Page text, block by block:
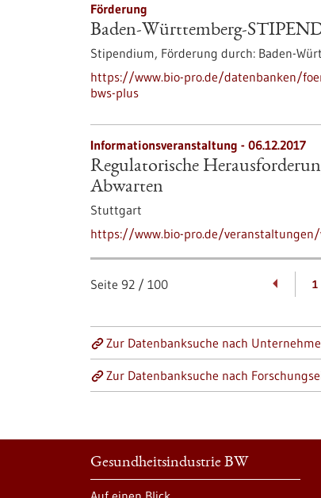
Förderung
Baden-Württemberg-
Stipendium, Förderung durch: Baden-
https://www.bio-pro.de/datenbanken/
bws-plus
Informationsveranstaltung - 06.12.2017
Regulatorische
Abwarten
Stuttgart
https://www.bio-pro.de/
Seite 92 / 100 1
Zur Datenbanksuche nach
Zur Datenbanksuche nach
Gesundheitsindustrie BW